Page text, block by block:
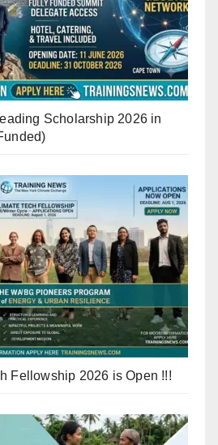
Scholarship 2026 in
Fellowship 2026 is Open !!!